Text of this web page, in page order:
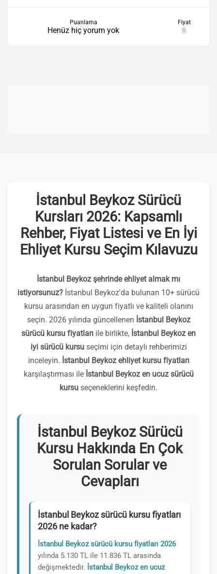
Puanlama
Henüz hiç yorum yok
Fiyat
₺
İstanbul Beykoz Sürücü
Kursları 2026: Kapsamlı
Rehber, Fiyat Listesi ve En İyi
Ehliyet Kursu Seçim Kılavuzu
İstanbul Beykoz şehrinde ehliyet almak mı
istiyorsunuz? İstanbul Beykoz'da bulunan 10+ sürücü
kursu arasından en uygun fiyatlı ve kaliteli olanını
seçin. 2026 yılında güncellenen İstanbul Beykoz
sürücü kursu fiyatları ile birlikte, İstanbul Beykoz en
iyi sürücü kursuseçimi için detaylı rehberimizi
inceleyin. İstanbul Beykoz ehliyet kursu fiyatları
karşılaştırması ile İstanbul Beykoz en ucuz sürücü
kursu seçeneklerini keşfedin.
İstanbul Beykoz Sürücü
Kursu Hakkında En Çok
Sorulan Sorular ve
Cevapları
İstanbul Beykoz sürücü kursu fiyatları
2026 ne kadar?
İstanbul Beykoz sürücü kursu fiyatları 2026
yılında 5.130 TL ile 11.836 TL arasında
değişmektedir. İstanbul Beykoz en ucuz